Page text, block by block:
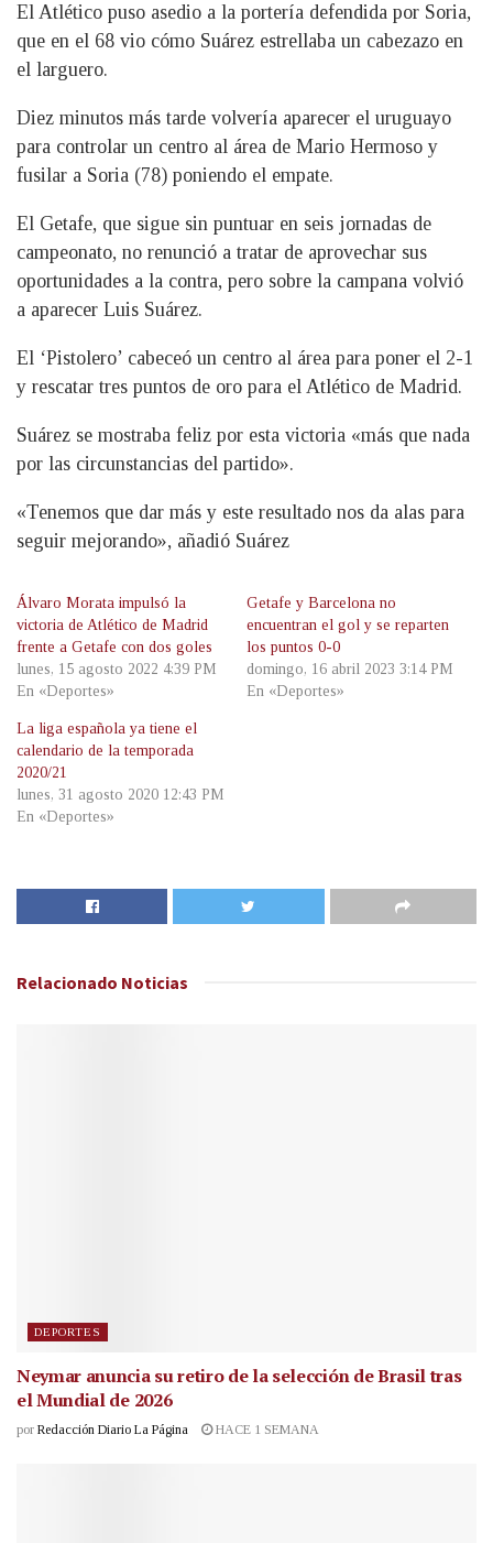
El Atlético puso asedio a la portería defendida por Soria,
que en el 68 vio cómo Suárez estrellaba un cabezazo en
el larguero.
Diez minutos más tarde volvería aparecer el uruguayo
para controlar un centro al área de Mario Hermoso y
fusilar a Soria (78) poniendo el empate.
El Getafe, que sigue sin puntuar en seis jornadas de
campeonato, no renunció a tratar de aprovechar sus
oportunidades a la contra, pero sobre la campana volvió
a aparecer Luis Suárez.
El ‘Pistolero’ cabeceó un centro al área para poner el 2-1
y rescatar tres puntos de oro para el Atlético de Madrid.
Suárez se mostraba feliz por esta victoria «más que nada
por las circunstancias del partido».
«Tenemos que dar más y este resultado nos da alas para
seguir mejorando», añadió Suárez
Álvaro Morata impulsó la
victoria de Atlético de Madrid
frente a Getafe con dos goles
lunes, 15 agosto 2022 4:39 PM
En «Deportes»
Getafe y Barcelona no
encuentran el gol y se reparten
los puntos 0-0
domingo, 16 abril 2023 3:14 PM
En «Deportes»
La liga española ya tiene el
calendario de la temporada
2020/21
lunes, 31 agosto 2020 12:43 PM
En «Deportes»
Relacionado Noticias
DEPORTES
Neymar anuncia su retiro de la selección de Brasil tras
el Mundial de 2026
por Redacción Diario La Página HACE 1 SEMANA